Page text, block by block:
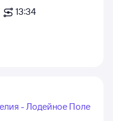
13:34
- Лодейное Поле